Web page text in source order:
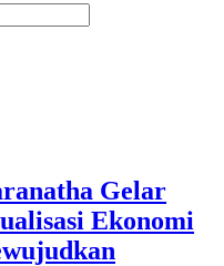
Gelar
Ekonomi